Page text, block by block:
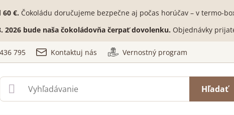
€. Čokoládu doručujeme bezpečne aj počas horúčav – v termo-
2026 bude naša čokoládovňa čerpať dovolenku. Objednávky
795 Kontaktuj nás Vernostný program
Hľadať